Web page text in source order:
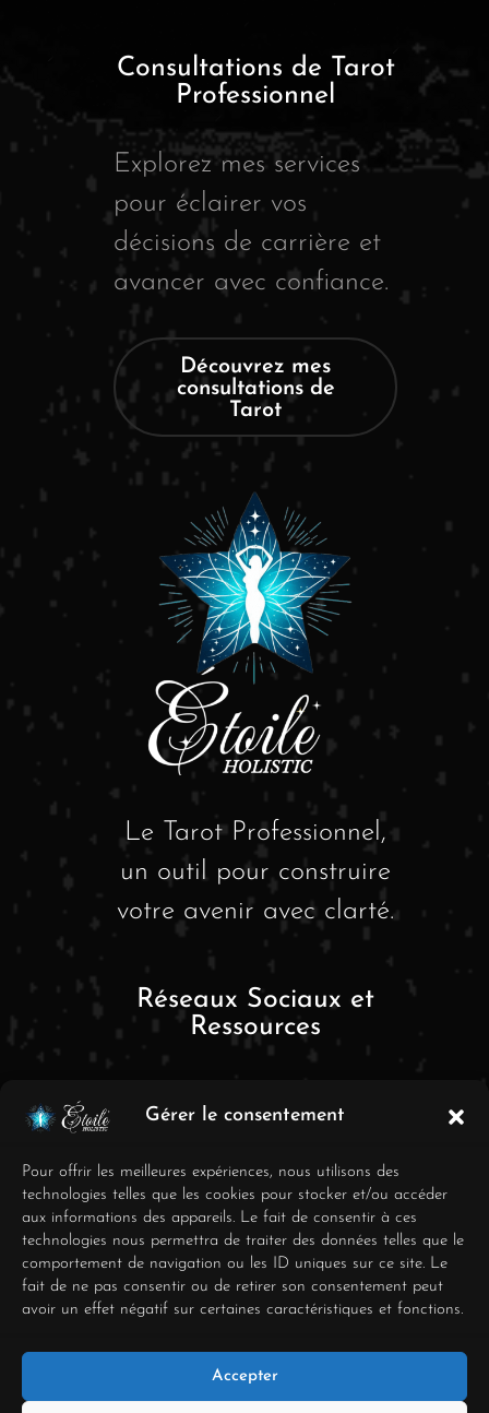
Gérer le consentement
Pour offrir les meilleures expériences, nous utilisons des
technologies telles que les cookies pour stocker et/ou accéder
aux informations des appareils. Le fait de consentir à ces
technologies nous permettra de traiter des données telles que le
comportement de navigation ou les ID uniques sur ce site. Le
fait de ne pas consentir ou de retirer son consentement peut
avoir un effet négatif sur certaines caractéristiques et fonctions.
Accepter
Consultations de Tarot
Professionnel
Explorez mes services
pour éclairer vos
décisions de carrière et
avancer avec confiance.
Découvrez mes
consultations de
Tarot
Le Tarot Professionnel,
un outil pour construire
votre avenir avec clarté.
Réseaux Sociaux et
Ressources
FAQ
Mentions Légales
Conditions générales de
vente
Déclaration de